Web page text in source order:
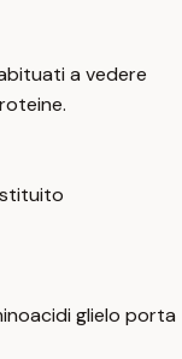
a vedere
glielo porta